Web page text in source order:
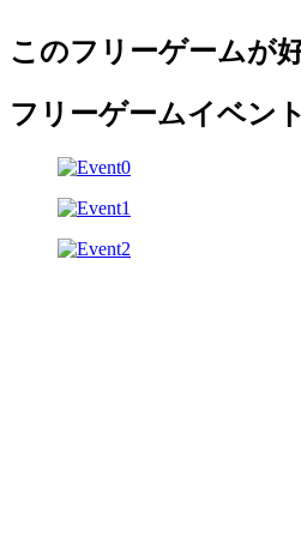
このフリーゲームが
フリーゲームイベン